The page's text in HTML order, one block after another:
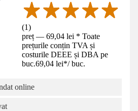
(1)
preț — 69,04 lei * Toate
prețurile conțin TVA și
costurile DEEE și DBA pe
buc.69,04 lei*/ buc.
online